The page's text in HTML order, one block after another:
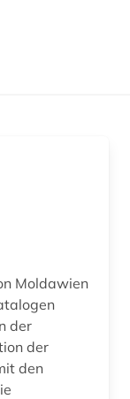
Moldawien
der
der
den